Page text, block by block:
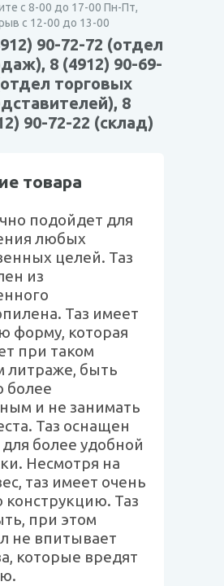
с 8-00 до 17-00 Пн-Пт,
с 12-00 до 13-00
90-72-72 (отдел
8 (4912) 90-69-
торговых
8
90-72-22 (склад)
товара
подойдет для
любых
целей. Таз
из
Таз имеет
форму, которая
при таком
литраже, быть
более
и не занимать
Таз оснащен
более удобной
Несмотря на
таз имеет очень
конструкцию. Таз
при этом
не впитывает
которые вредят